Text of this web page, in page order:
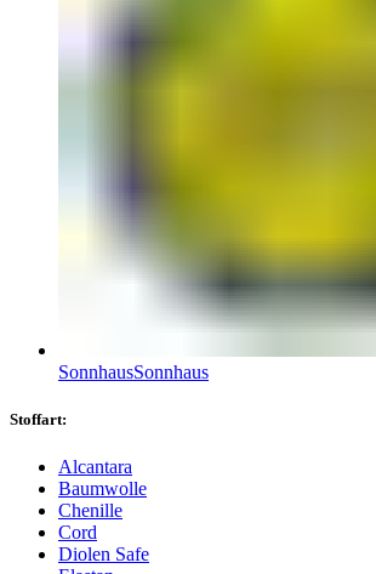
SonnhausSonnhaus
Stoffart:
Alcantara
Baumwolle
Chenille
Cord
Diolen Safe